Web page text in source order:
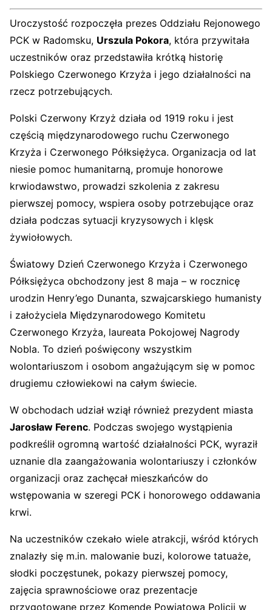
Uroczystość rozpoczęła prezes Oddziału Rejonowego
PCK w Radomsku, Urszula Pokora, która przywitała
uczestników oraz przedstawiła krótką historię
Polskiego Czerwonego Krzyża i jego działalności na
rzecz potrzebujących.
Polski Czerwony Krzyż działa od 1919 roku i jest
częścią międzynarodowego ruchu Czerwonego
Krzyża i Czerwonego Półksiężyca. Organizacja od lat
niesie pomoc humanitarną, promuje honorowe
krwiodawstwo, prowadzi szkolenia z zakresu
pierwszej pomocy, wspiera osoby potrzebujące oraz
działa podczas sytuacji kryzysowych i klęsk
żywiołowych.
Światowy Dzień Czerwonego Krzyża i Czerwonego
Półksiężyca obchodzony jest 8 maja – w rocznicę
urodzin Henry’ego Dunanta, szwajcarskiego humanisty
i założyciela Międzynarodowego Komitetu
Czerwonego Krzyża, laureata Pokojowej Nagrody
Nobla. To dzień poświęcony wszystkim
wolontariuszom i osobom angażującym się w pomoc
drugiemu człowiekowi na całym świecie.
W obchodach udział wziął również prezydent miasta
Jarosław Ferenc. Podczas swojego wystąpienia
podkreślił ogromną wartość działalności PCK, wyraził
uznanie dla zaangażowania wolontariuszy i członków
organizacji oraz zachęcał mieszkańców do
wstępowania w szeregi PCK i honorowego oddawania
krwi.
Na uczestników czekało wiele atrakcji, wśród których
znalazły się m.in. malowanie buzi, kolorowe tatuaże,
słodki poczęstunek, pokazy pierwszej pomocy,
zajęcia sprawnościowe oraz prezentacje
przygotowane przez Komendę Powiatową Policji w